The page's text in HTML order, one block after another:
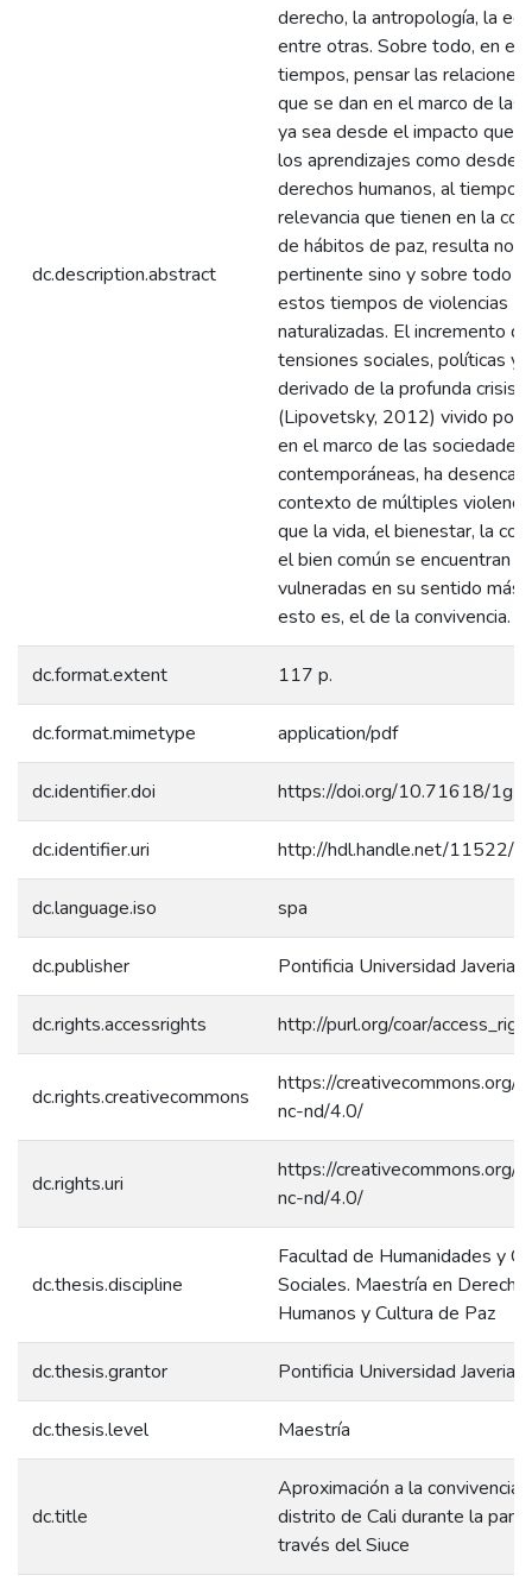
dc.description.abstract
derecho, la antropología, la
entre otras. Sobre todo, en
tiempos, pensar las relaciones
que se dan en el marco de las
ya sea desde el impacto que
los aprendizajes como desde
derechos humanos, al tiempo
relevancia que tienen en la
de hábitos de paz, resulta no
pertinente sino y sobre todo
estos tiempos de violencias
naturalizadas. El incremento
tensiones sociales, políticas y
derivado de la profunda crisis
(Lipovetsky, 2012) vivido por
en el marco de las sociedades
contemporáneas, ha
contexto de múltiples
que la vida, el bienestar, la
el bien común se encuentran
vulneradas en su sentido más
esto es, el de la convivencia.
dc.format.extent 117 p.
dc.format.mimetype application/pdf
dc.identifier.doi https://doi.org/10.71618/
dc.identifier.uri http://hdl.handle.net/11522/
dc.language.iso spa
dc.publisher Pontificia Universidad
dc.rights.accessrights http://purl.org/coar/
dc.rights.creativecommons
https://creativecommons.org/
nc-nd/4.0/
dc.rights.uri
https://creativecommons.org/
nc-nd/4.0/
dc.thesis.discipline
Facultad de Humanidades y
Sociales. Maestría en
Humanos y Cultura de Paz
dc.thesis.grantor Pontificia Universidad
dc.thesis.level Maestría
dc.title
Aproximación a la convivencia
distrito de Cali durante la
través del Siuce